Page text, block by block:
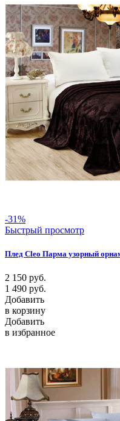
-31%
Быстрый просмотр
Плед Cleo Парма узорный
2 150 руб.
1 490 руб.
Добавить
в корзину
Добавить
в избранное